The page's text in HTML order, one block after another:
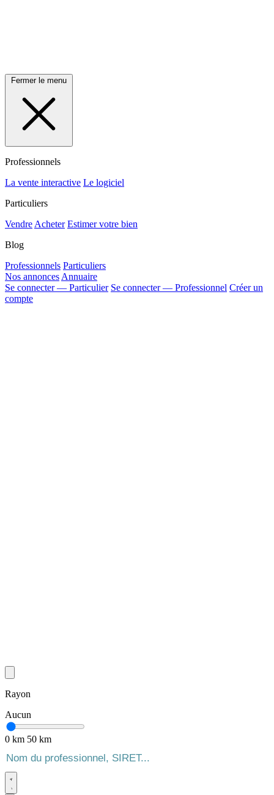
Fermer le menu
Professionnels
La vente interactive Le logiciel
Particuliers
Vendre Acheter Estimer votre bien
Blog
Professionnels Particuliers
Nos annonces Annuaire
Se connecter — Particulier Se connecter — Professionnel Créer un
compte
Rayon
Aucun
0 km 50 km